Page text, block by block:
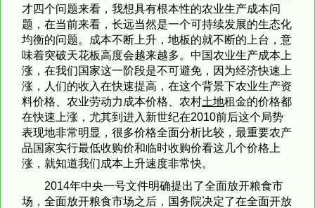
才四个问题来看，我想具有根本性的农业生产成本问
题，在当前来看，长远当然是一个可持续发展的生态化
均衡的问题。成本不断上升，地板的就不断的上台，意
味着突破天花板高度会越来越多。中国农业生产成本上
涨，在我们国家这一阶段是不可避免，因为经济快速上
涨，人们的收入在快速提高，在这个背景下农业生产资
料价格、农业劳动力成本价格、农村土地租金的价格都
在快速上涨，尤其到进入新世纪在2010前后这个局势
表现地非常明显，很多价格全面分析比较，最重要农产
品国家实行最低收购价和临时收购价看这几个价格上
涨，就知道我们成本上升速度非常快。
2014年中央一号文件明确提出了全面放开粮食市
场，全面放开粮食市场之后，国务院决定了在全面开放